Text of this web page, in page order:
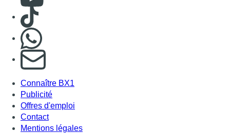
Consulter TikTok
S'abonner à notre newsletter
Connaître BX1
Publicité
Offres d'emploi
Contact
Mentions légales